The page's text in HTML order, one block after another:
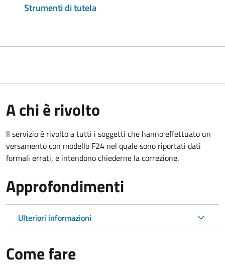
Strumenti di tutela
A chi è rivolto
Il servizio è rivolto a tutti i soggetti che hanno effettuato un
versamento con modello F24 nel quale sono riportati dati
formali errati, e intendono chiederne la correzione.
Approfondimenti
Ulteriori informazioni
Come fare